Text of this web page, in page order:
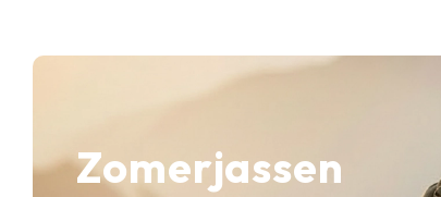
Zomerjassen